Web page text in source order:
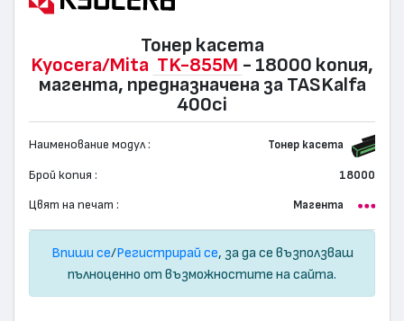
Тонер касета
Kyocera/Mita TK-855M - 18000 копия,
магента, предназначена за TASKalfa
400ci
Наименование модул : Тонер касета
Брой копия : 18000
Цвят на печат : Магента
Впиши се/Регистрирай се, за да се възползваш
пълноценно от възможностите на сайта.